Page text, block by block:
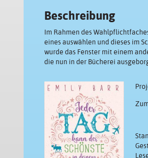
Beschreibung
Im Rahmen des
eines auswählen und dieses im
wurde das Fenster mit einem
die nun in der Bücherei